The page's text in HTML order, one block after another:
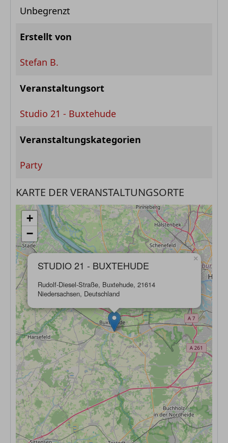
Unbegrenzt
Erstellt von
Stefan B.
Veranstaltungsort
Studio 21 - Buxtehude
Veranstaltungskategorien
Party
KARTE DER VERANSTALTUNGSORTE
STUDIO 21 - BUXTEHUDE
Rudolf-Diesel-Straße, Buxtehude, 21614
Niedersachsen, Deutschland
×
+
−